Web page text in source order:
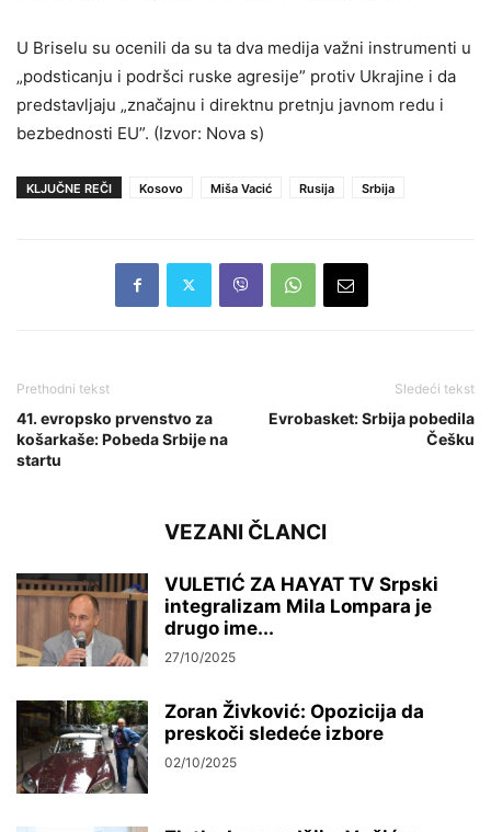
U Briselu su ocenili da su ta dva medija važni instrumenti u
„podsticanju i podršci ruske agresije” protiv Ukrajine i da
predstavljaju „značajnu i direktnu pretnju javnom redu i
bezbednosti EU”. (Izvor: Nova s)
KLJUČNE REČI Kosovo Miša Vacić Rusija Srbija
Prethodni tekst
41. evropsko prvenstvo za
košarkaše: Pobeda Srbije na
startu
Sledeći tekst
Evrobasket: Srbija pobedila
Češku
VEZANI ČLANCI
VULETIĆ ZA HAYAT TV Srpski
integralizam Mila Lompara je
drugo ime...
27/10/2025
Zoran Živković: Opozicija da
preskoči sledeće izbore
02/10/2025